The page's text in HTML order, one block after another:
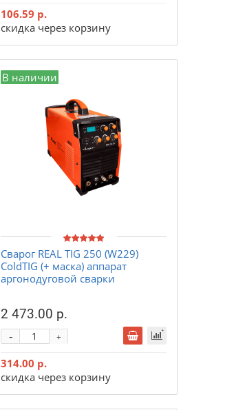
106.59 р.
скидка через корзину
В наличии
Сварог REAL TIG 250 (W229)
ColdTIG (+ маска) аппарат
аргонодуговой сварки
2 473.00 р.
+
-
314.00 р.
скидка через корзину